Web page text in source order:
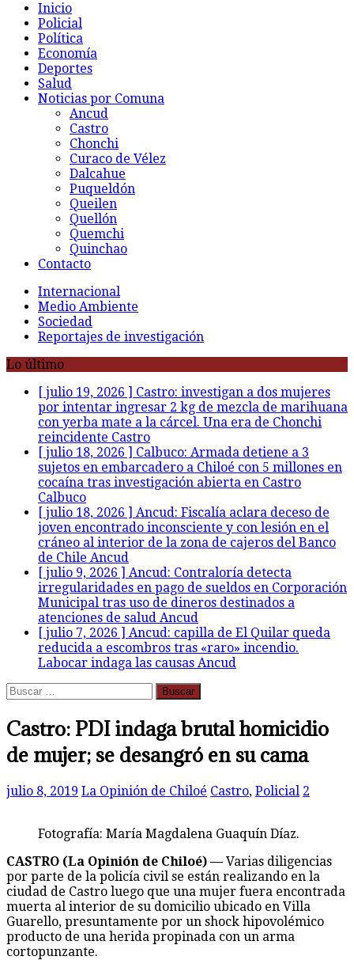
Inicio
Policial
Política
Economía
Deportes
Salud
Noticias por Comuna
Ancud
Castro
Chonchi
Curaco de Vélez
Dalcahue
Puqueldón
Queilen
Quellón
Quemchi
Quinchao
Contacto
Internacional
Medio Ambiente
Sociedad
Reportajes de investigación
Lo último
[ julio 19, 2026 ] Castro: investigan a dos mujeres
por intentar ingresar 2 kg de mezcla de marihuana
con yerba mate a la cárcel. Una era de Chonchi
reincidente Castro
[ julio 18, 2026 ] Calbuco: Armada detiene a 3
sujetos en embarcadero a Chiloé con 5 millones en
cocaína tras investigación abierta en Castro
Calbuco
[ julio 18, 2026 ] Ancud: Fiscalía aclara deceso de
joven encontrado inconsciente y con lesión en el
cráneo al interior de la zona de cajeros del Banco
de Chile Ancud
[ julio 9, 2026 ] Ancud: Contraloría detecta
irregularidades en pago de sueldos en Corporación
Municipal tras uso de dineros destinados a
atenciones de salud Ancud
[ julio 7, 2026 ] Ancud: capilla de El Quilar queda
reducida a escombros tras «raro» incendio.
Labocar indaga las causas Ancud
Buscar:
Castro: PDI indaga brutal homicidio
de mujer; se desangró en su cama
julio 8, 2019 La Opinión de Chiloé Castro, Policial 2
Fotografía: María Magdalena Guaquín Díaz.
CASTRO (La Opinión de Chiloé) — Varias diligencias
por parte de la policía civil se están realizando en la
ciudad de Castro luego que una mujer fuera encontrada
muerta al interior de su domicilio ubicado en Villa
Guarello, presuntamente por un shock hipovolémico
producto de una herida propinada con un arma
cortopunzante.